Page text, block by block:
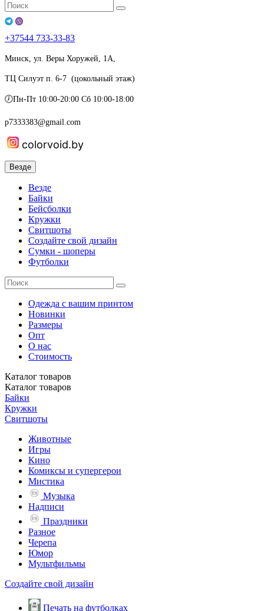
+37544 733-33-83
Минск, ул. Веры Хоружей, 1А,
ТЦ Силуэт п. 6-7 (цокольный этаж)
🕖Пн-Пт 10:00-20:00 Сб 10:00-18:00
p7333383@gmail.com
colorvoid.by
Везде
Везде
Байки
Бейсболки
Кружки
Свитшоты
Создайте свой дизайн
Сумки - шоперы
Футболки
Одежда с вашим принтом
Новинки
Размеры
Опт
О нас
Стоимость
Каталог товаров
Каталог товаров
Байки
Кружки
Свитшоты
Животные
Игры
Кино
Комиксы и супергерои
Мистика
Музыка
Надписи
Праздники
Разное
Черепа
Юмор
Мультфильмы
Создайте свой дизайн
Печать на футболках